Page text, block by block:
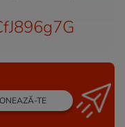
TE